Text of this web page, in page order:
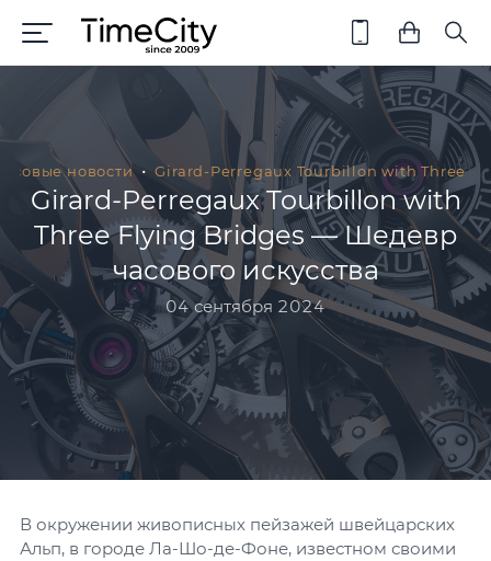
новости Girard-Perregaux Tourbillon with Three
Girard-Perregaux Tourbillon with
Three Flying Bridges — Шедевр
часового искусства
04 сентября 2024
В окружении живописных пейзажей швейцарских
Альп, в городе Ла-Шо-де-Фоне, известном своими